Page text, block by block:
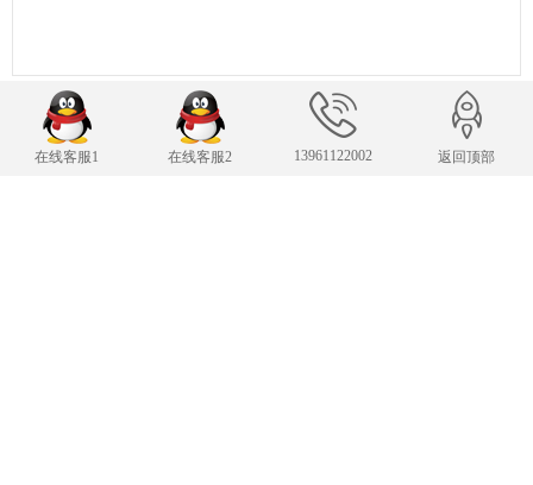
在线客服1 在线客服2 13961122002 返回顶部